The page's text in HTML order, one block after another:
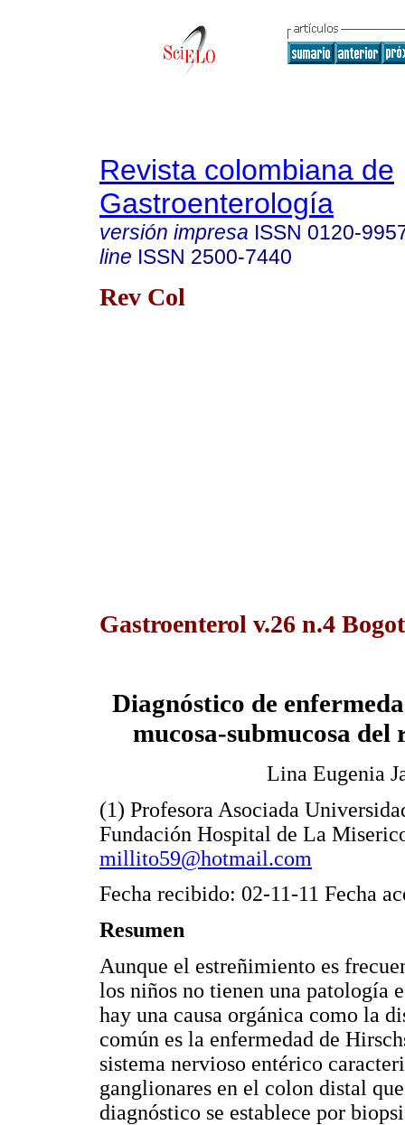
Revista colombiana de
Gastroenterología
versión impresa ISSN 0120-
line ISSN 2500-7440
Rev Col
Gastroenterol v.26 n.4
Diagnóstico de
mucosa-submucosa
Lina Eugenia
(1) Profesora Asociada
Fundación Hospital de La
millito59@hotmail.com
Fecha recibido: 02-11-11 Fecha
Resumen
Aunque el estreñimiento es
los niños no tienen una patología
hay una causa orgánica como la
común es la enfermedad de
sistema nervioso entérico
ganglionares en el colon distal
diagnóstico se establece por